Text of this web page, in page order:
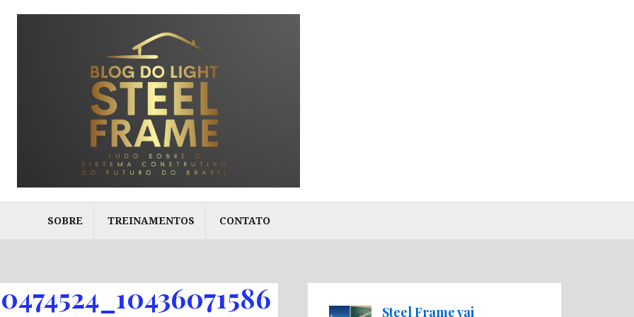
SOBRE TREINAMENTOS CONTATO
Steel Frame vai